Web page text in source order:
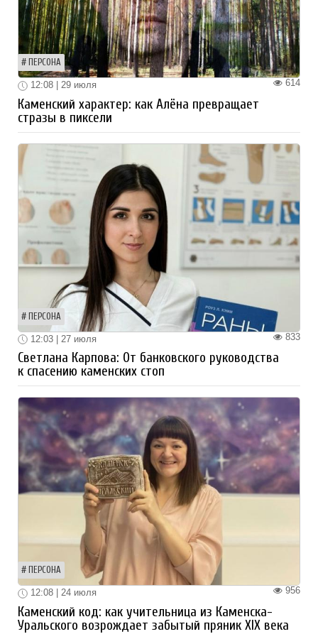
ПЕРСОНА
614
12:08 | 29 июля
Каменский характер: как Алёна превращает
стразы в пиксели
ПЕРСОНА
833
12:03 | 27 июля
Светлана Карпова: От банковского руководства
к спасению каменских стоп
ПЕРСОНА
956
12:08 | 24 июля
Каменский код: как учительница из Каменска-
Уральского возрождает забытый пряник XIX века